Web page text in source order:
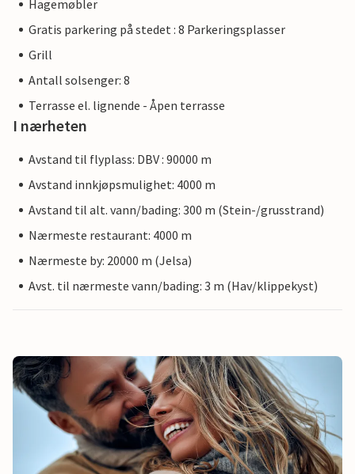
Hagemøbler
Gratis parkering på stedet : 8 Parkeringsplasser
Grill
Antall solsenger: 8
Terrasse el. lignende - Åpen terrasse
I nærheten
Avstand til flyplass: DBV : 90000 m
Avstand innkjøpsmulighet: 4000 m
Avstand til alt. vann/bading: 300 m (Stein-/grusstrand)
Nærmeste restaurant: 4000 m
Nærmeste by: 20000 m (Jelsa)
Avst. til nærmeste vann/bading: 3 m (Hav/klippekyst)